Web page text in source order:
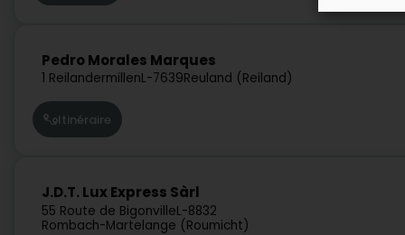
Pedro Morales Marques
1 ReilandermillenL-7639Reuland (Reiland)
Itinéraire
J.D.T. Lux Express Sàrl
55 Route de BigonvilleL-8832
Rombach-Martelange (Roumicht)